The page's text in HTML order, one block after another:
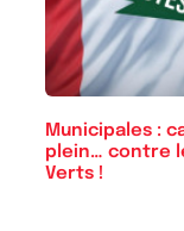
Municipales :
plein… contre
Verts !